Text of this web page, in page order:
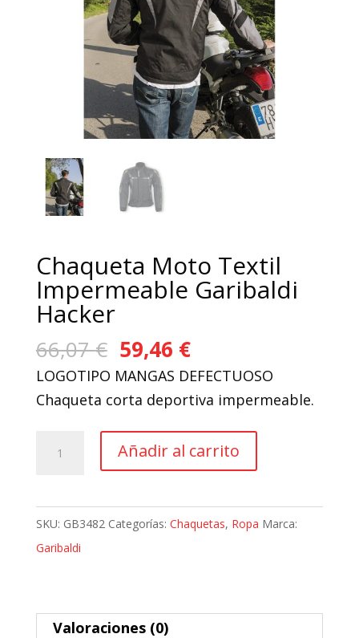
Chaqueta Moto Textil
Impermeable Garibaldi
Hacker
66,07€ El
precio
original
66,07 €.
59,46 €El
precio
actual
59,46 €.
LOGOTIPO MANGAS DEFECTUOSO
Chaqueta corta deportiva impermeable.
Garibaldi
Añadir al carrito
SKU: GB3482 Categorías: Chaquetas, Ropa Marca:
Garibaldi
Valoraciones (0)